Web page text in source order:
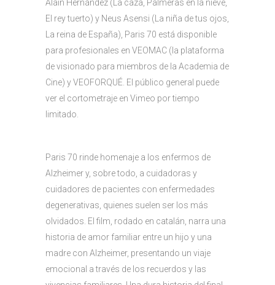
Alain Hernández (La caza, Palmeras en la nieve,
El rey tuerto) y Neus Asensi (La niña de tus ojos,
La reina de España), Paris 70 está disponible
para profesionales en VEOMAC (la plataforma
de visionado para miembros de la Academia de
Cine) y VEOFORQUÉ. El público general puede
ver el cortometraje en Vimeo por tiempo
limitado.
Paris 70 rinde homenaje a los enfermos de
Alzheimer y, sobre todo, a cuidadoras y
cuidadores de pacientes con enfermedades
degenerativas, quienes suelen ser los más
olvidados. El film, rodado en catalán, narra una
historia de amor familiar entre un hijo y una
madre con Alzheimer, presentando un viaje
emocional a través de los recuerdos y las